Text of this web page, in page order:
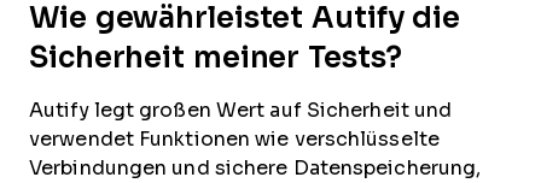
Wie gewährleistet Autify die
Sicherheit meiner Tests?
Autify legt großen Wert auf Sicherheit und
verwendet Funktionen wie verschlüsselte
Verbindungen und sichere Datenspeicherung,